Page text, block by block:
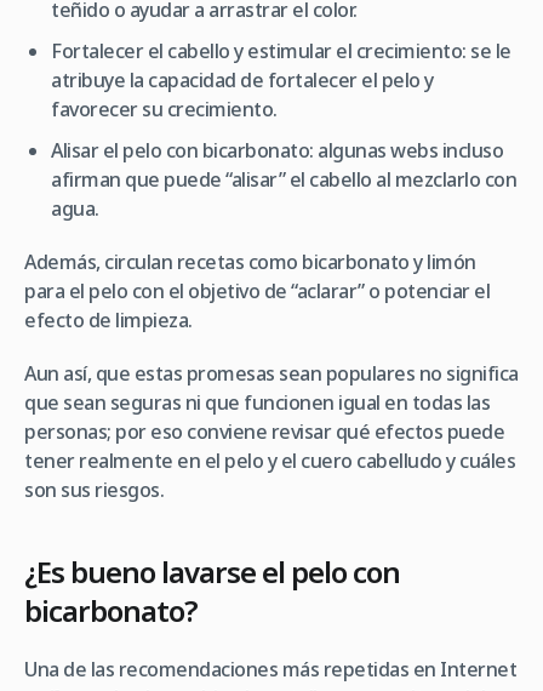
teñido o ayudar a arrastrar el color.
Fortalecer el cabello y estimular el crecimiento: se le
atribuye la capacidad de fortalecer el pelo y
favorecer su crecimiento.
Alisar el pelo con bicarbonato: algunas webs incluso
afirman que puede “alisar” el cabello al mezclarlo con
agua.
Además, circulan recetas como bicarbonato y limón
para el pelo con el objetivo de “aclarar” o potenciar el
efecto de limpieza.
Aun así, que estas promesas sean populares no significa
que sean seguras ni que funcionen igual en todas las
personas; por eso conviene revisar qué efectos puede
tener realmente en el pelo y el cuero cabelludo y cuáles
son sus riesgos.
¿Es bueno lavarse el pelo con
bicarbonato?
Una de las recomendaciones más repetidas en Internet